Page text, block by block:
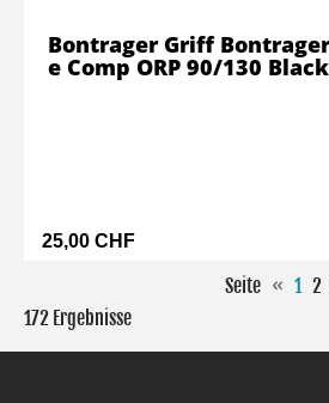
25,00 CHF
Bontrager Griff
e Comp ORP 90/130 Black
Seite « 1 2
172 Ergebnisse